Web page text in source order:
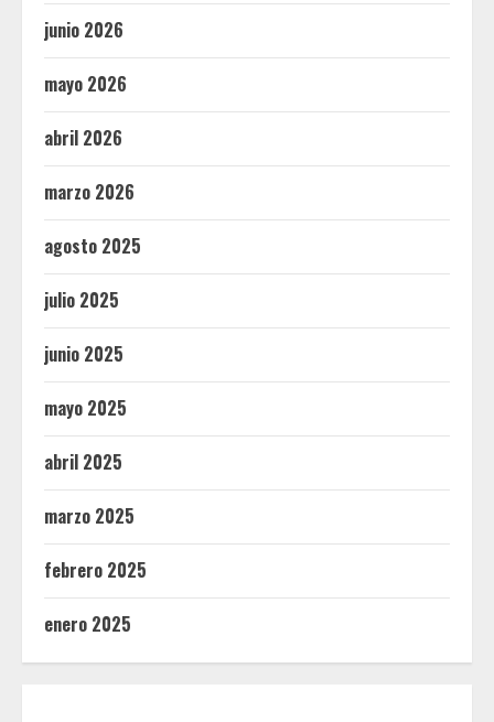
junio 2026
mayo 2026
abril 2026
marzo 2026
agosto 2025
julio 2025
junio 2025
mayo 2025
abril 2025
marzo 2025
febrero 2025
enero 2025